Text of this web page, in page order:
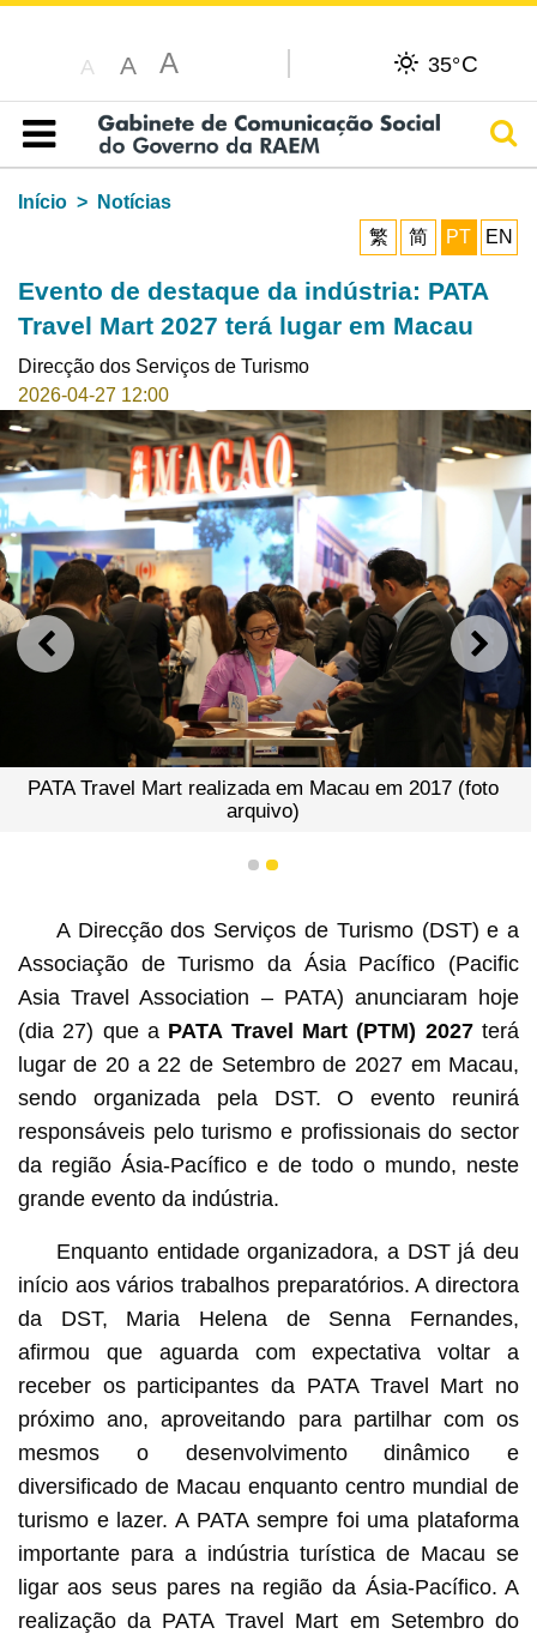
A A A 35°C
Índice
Início
Notícias
繁
简 PT EN
Evento de destaque da indústria: PATA
Travel Mart 2027 terá lugar em Macau
Direcção dos Serviços de Turismo
2026-04-27 12:00
ANTERIOR
PATA Travel Mart realizada em Macau em 2017 (foto
arquivo)
1 2
A Direcção dos Serviços de Turismo (DST) e a
Associação de Turismo da Ásia Pacífico (Pacific
Asia Travel Association – PATA) anunciaram hoje
(dia 27) que a PATA Travel Mart (PTM) 2027terá
lugar de 20 a 22 de Setembro de 2027 em Macau,
sendo organizada pela DST. O evento reunirá
responsáveis pelo turismo e profissionais do sector
da região Ásia-Pacífico e de todo o mundo, neste
grande evento da indústria.
Enquanto entidade organizadora, a DST já deu
início aos vários trabalhos preparatórios. A directora
da DST, Maria Helena de Senna Fernandes,
afirmou que aguarda com expectativa voltar a
receber os participantes da PATA Travel Mart no
próximo ano, aproveitando para partilhar com os
mesmos o desenvolvimento dinâmico e
diversificado de Macau enquanto centro mundial de
turismo e lazer. A PATA sempre foi uma plataforma
importante para a indústria turística de Macau se
ligar aos seus pares na região da Ásia-Pacífico. A
realização da PATA Travel Mart em Setembro do